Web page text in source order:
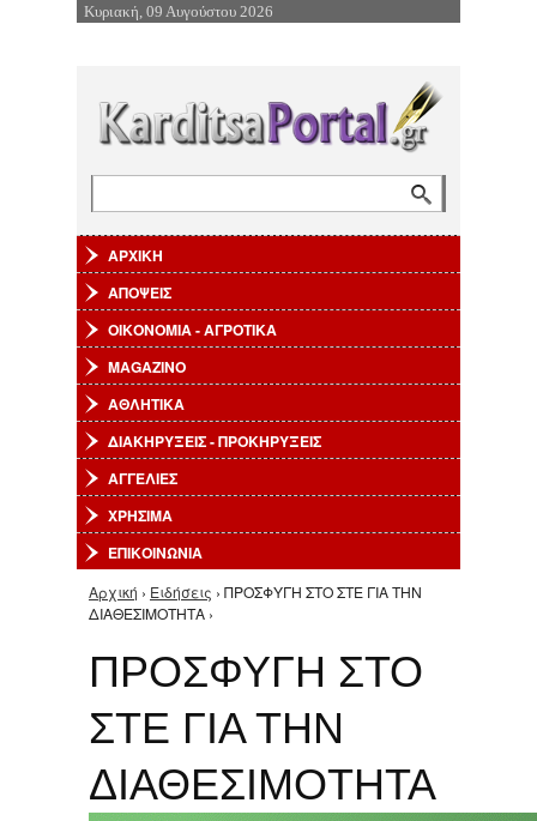
Επιστροφή στην Πλοήγηση
Κυριακή, 09 Αυγούστου 2026
ΑΡΧΙΚΗ
ΑΠΟΨΕΙΣ
ΟΙΚΟΝΟΜΙΑ - ΑΓΡΟΤΙΚΑ
MAGAZINO
ΑΘΛΗΤΙΚΑ
ΔΙΑΚΗΡΥΞΕΙΣ - ΠΡΟΚΗΡΥΞΕΙΣ
ΑΓΓΕΛΙΕΣ
ΧΡΗΣΙΜΑ
ΕΠΙΚΟΙΝΩΝΙΑ
Είστε εδώ
Αρχική › Ειδήσεις › ΠΡΟΣΦΥΓΗ ΣΤΟ ΣΤΕ ΓΙΑ ΤΗΝ
ΔΙΑΘΕΣΙΜΟΤΗΤΑ ›
ΠΡΟΣΦΥΓΗ ΣΤΟ
ΣΤΕ ΓΙΑ ΤΗΝ
ΔΙΑΘΕΣΙΜΟΤΗΤΑ